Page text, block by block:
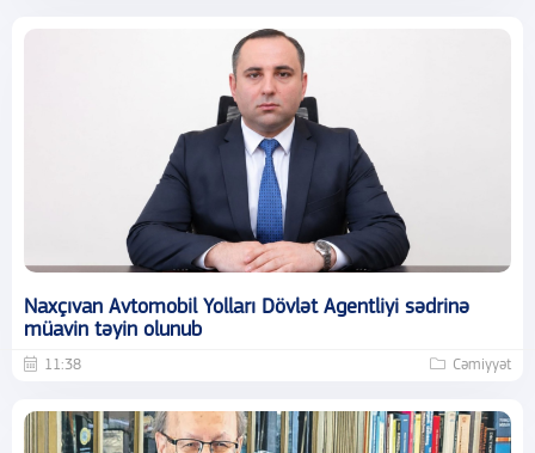
Naxçıvan Avtomobil Yolları Dövlət Agentliyi sədrinə
müavin təyin olunub
11:38 Cəmiyyət